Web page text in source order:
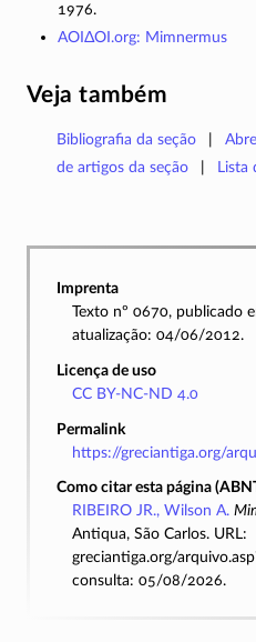
1976.
ΑΟΙΔΟΙ.org: Mimnermus
Veja também
Bibliografia da seção
de artigos da seção
Lista
Imprenta
Texto nº 0670, publicado
atualização: 04/06/2012.
Licença de uso
CC BY-NC-ND 4.0
Permalink
https://greciantiga.org/
Como citar esta página
RIBEIRO JR., Wilson A.
Antiqua, São Carlos. URL:
greciantiga.org/
consulta: 05/08/2026.